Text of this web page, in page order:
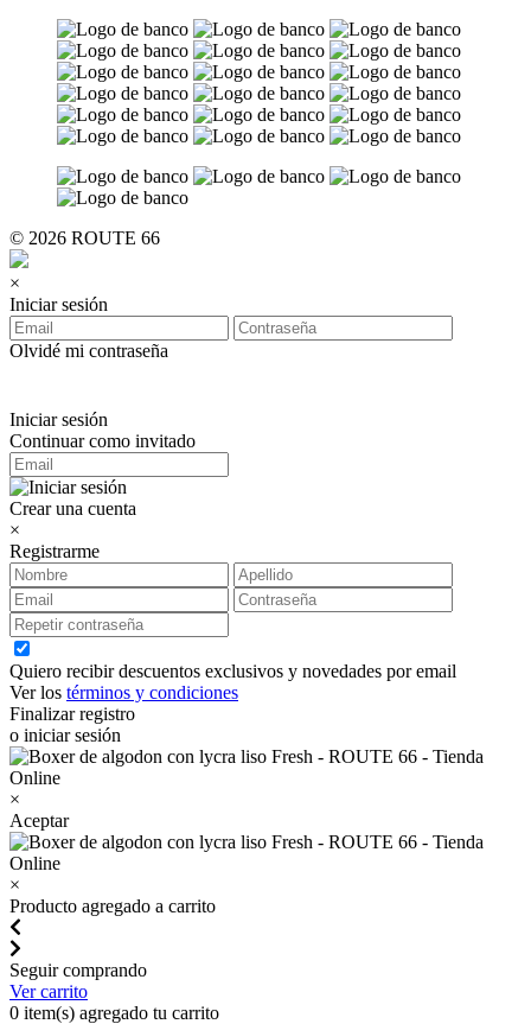
© 2026 ROUTE 66
×
Iniciar sesión
Olvidé mi contraseña
Iniciar sesión
Continuar como invitado
Crear una cuenta
×
Registrarme
Quiero recibir descuentos exclusivos y novedades por email
Ver los términos y condiciones
Finalizar registro
o iniciar sesión
×
Aceptar
×
Producto agregado a carrito
Seguir comprando
Ver carrito
0 item(s) agregado tu carrito